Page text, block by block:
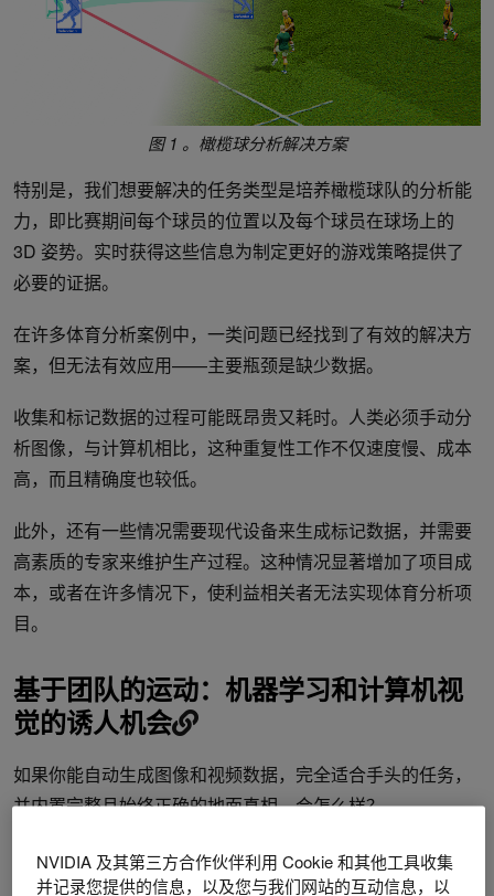
图 1 。橄榄球分析解决方案
特别是，我们想要解决的任务类型是培养橄榄球队的分析能
力，即比赛期间每个球员的位置以及每个球员在球场上的
3D 姿势。实时获得这些信息为制定更好的游戏策略提供了
必要的证据。
在许多体育分析案例中，一类问题已经找到了有效的解决方
案，但无法有效应用——主要瓶颈是缺少数据。
收集和标记数据的过程可能既昂贵又耗时。人类必须手动分
析图像，与计算机相比，这种重复性工作不仅速度慢、成本
高，而且精确度也较低。
此外，还有一些情况需要现代设备来生成标记数据，并需要
高素质的专家来维护生产过程。这种情况显著增加了项目成
本，或者在许多情况下，使利益相关者无法实现体育分析项
目。
基于团队的运动：机器学习和计算机视
觉的诱人机会
如果你能自动生成图像和视频数据，完全适合手头的任务，
并内置完整且始终正确的地面真相，会怎么样？
在这篇文章中，我们将以足球或橄榄球运动员的 3D 姿势识
别为例，展示我们实现这一目标的尝试。目标是训练人工智
NVIDIA 及其第三方合作伙伴利用 Cookie 和其他工具收集
并记录您提供的信息，以及您与我们网站的互动信息，以